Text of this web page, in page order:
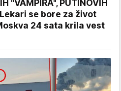
"VAMPIRA", PUTINOVIH
Lekari se bore za život
24 sata krila vest